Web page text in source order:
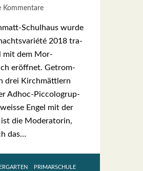
Kommentare
Schul­haus wur­de
2018 tra­
mit dem Mor­
eröff­net. Getrom­
drei Kirch­mätt­lern
Adhoc-Pic­­co­­lo­­grup­­
Engel mit der
ist die Mode­ra­to­rin,
das…
PRIMARSCHULE